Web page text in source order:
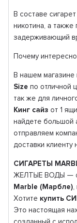
В составе сигарет
никотина, а также
задерживающий
Почему
В нашем магазине
Size по отличной
так же для
Кинг сайз от 1
найдете большой
отправляем
доставки клиенту
СИГАРЕТЫ
ЖЕЛТЫЕ ВОДЫ —
Marble (Марбле),
Хотите купить
Это настоящая